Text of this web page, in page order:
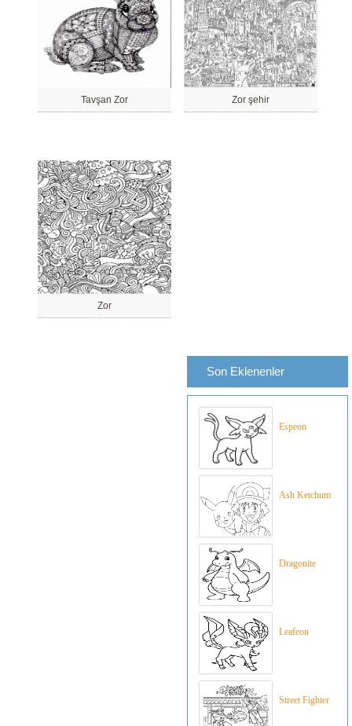
Tavşan Zor Zor şehir
Zor
Son Eklenenler
Espeon
Ash Ketchum
Dragonite
Leafeon
Street Fighter